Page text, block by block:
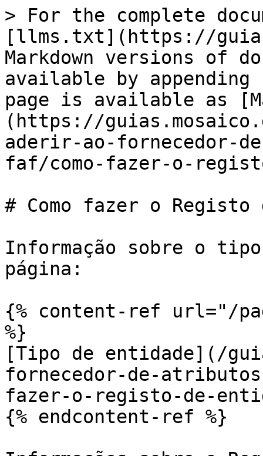
> For the complete
[llms.txt](https://
Markdown versions of
available by
page is available as
(https://
aderir-ao-fornecedor-
faf/como-fazer-o-
# Como fazer o Registo
Informação sobre o
página:
{% content-ref url="/
%}
[Tipo de entidade](/
fornecedor-de-
fazer-o-registo-de-
{% endcontent-ref %}